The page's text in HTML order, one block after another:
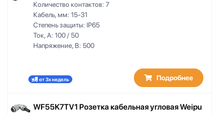
Количество контактов: 7
Кабель, мм: 15-31
Степень защиты: IP65
Ток, А: 100 / 50
Напряжение, В: 500
от 3х недель Подробнее
WF55K7TV1 Розетка кабельная угловая Weipu